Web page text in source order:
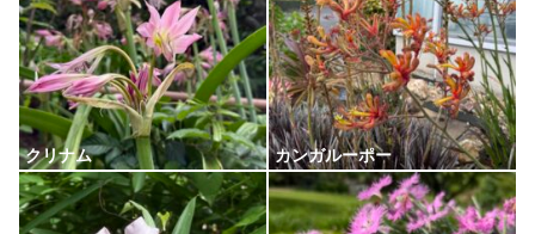
クリナム カンガルーポー